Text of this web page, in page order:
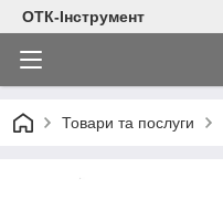
ОТК-Інструмент
Товари та послуги